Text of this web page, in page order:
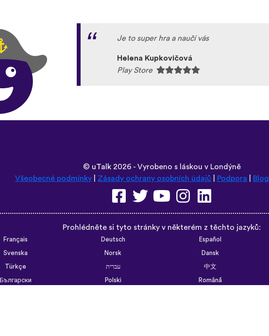
Je to super hra a naučí vás
Helena Kupkovičová
Play Store
© uTalk2026 - Vyrobeno s láskou v Londýně
Všeobecné podmínky
Zásady ochrany osobních údajů Podpora Blog
Prohlédněte si tyto stránky v některém z těchto jazyků:
Français Deutsch Español
Svenska Norsk Dansk
Türkçe עברית 中文
Български Polski Română